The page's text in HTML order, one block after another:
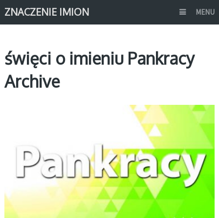
ZNACZENIE IMION MENU
święci o imieniu Pankracy
Archive